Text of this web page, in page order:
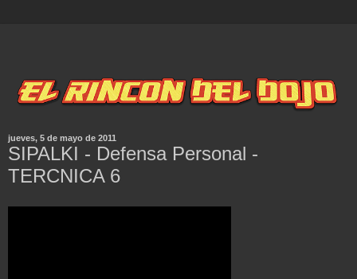
jueves, 5 de mayo de 2011
SIPALKI - Defensa Personal -
TERCNICA 6